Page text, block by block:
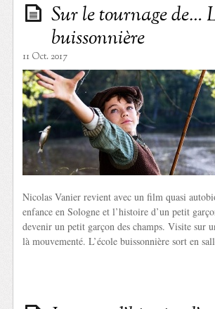
Sur le tournage de…
buissonnière
11 Oct. 2017
Nicolas Vanier revient avec un film quasi
enfance en Sologne et l’histoire d’un petit
devenir un petit garçon des champs. Visite sur
là mouvementé. L’école buissonnière sort en